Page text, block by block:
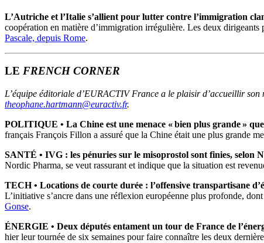
L’Autriche et l’Italie s’allient pour lutter contre l’immigration
coopération en matière d’immigration irrégulière. Les deux dirigeants
Pascale, depuis Rome.
LE FRENCH CORNER
L’équipe éditoriale d’EURACTIV France a le plaisir d’accueillir
theophane.hartmann@euractiv.fr.
POLITIQUE • La Chine est une menace « bien plus grande »
français François Fillon a assuré que la Chine était une plus grande
SANTÉ • IVG : les pénuries sur le misoprostol sont finies, selon
Nordic Pharma, se veut rassurant et indique que la situation est
TECH • Locations de courte durée : l’offensive transpartisane
L’initiative s’ancre dans une réflexion européenne plus profonde,
Gonse.
ÉNERGIE • Deux députés entament un tour de France de
hier leur tournée de six semaines pour faire connaître les deux